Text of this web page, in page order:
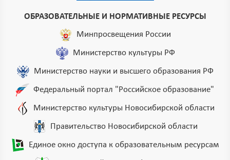
ОБРАЗОВАТЕЛЬНЫЕ И НОРМАТИВНЫЕ РЕСУРСЫ
Минпросвещения России
Министерство культуры РФ
Министерство науки и высшего образования РФ
Федеральный портал "Российское образование"
Министерство культуры Новосибирской области
Правительство Новосибирской области
Единое окно доступа к образовательным ресурсам